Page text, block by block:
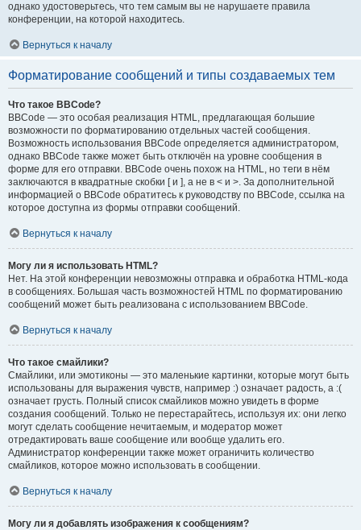
однако удостоверьтесь, что тем самым вы не нарушаете правила
конференции, на которой находитесь.
Вернуться к началу
Форматирование сообщений и типы создаваемых тем
Что такое BBCode?
BBCode — это особая реализация HTML, предлагающая большие
возможности по форматированию отдельных частей сообщения.
Возможность использования BBCode определяется администратором,
однако BBCode также может быть отключён на уровне сообщения в
форме для его отправки. BBCode очень похож на HTML, но теги в нём
заключаются в квадратные скобки [ и ], а не в < и >. За дополнительной
информацией о BBCode обратитесь к руководству по BBCode, ссылка на
которое доступна из формы отправки сообщений.
Вернуться к началу
Могу ли я использовать HTML?
Нет. На этой конференции невозможны отправка и обработка HTML-кода
в сообщениях. Большая часть возможностей HTML по форматированию
сообщений может быть реализована с использованием BBCode.
Вернуться к началу
Что такое смайлики?
Смайлики, или эмотиконы — это маленькие картинки, которые могут быть
использованы для выражения чувств, например :) означает радость, а :(
означает грусть. Полный список смайликов можно увидеть в форме
создания сообщений. Только не перестарайтесь, используя их: они легко
могут сделать сообщение нечитаемым, и модератор может
отредактировать ваше сообщение или вообще удалить его.
Администратор конференции также может ограничить количество
смайликов, которое можно использовать в сообщении.
Вернуться к началу
Могу ли я добавлять изображения к сообщениям?